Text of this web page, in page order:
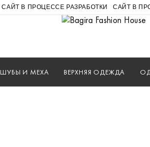
САЙТ В ПРОЦЕССЕ РАЗРАБОТКИ САЙТ В
ШУБЫ И МЕХА ВЕРХНЯЯ ОДЕЖДА